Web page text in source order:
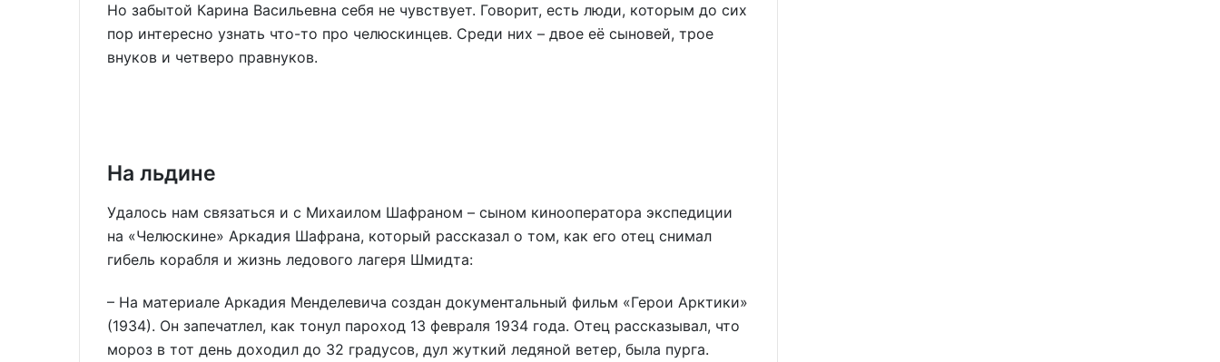
Но забытой Карина Васильевна себя не чувствует. Говорит, есть люди, которым до сих
пор интересно узнать что-то про челюскинцев. Среди них – двое её сыновей, трое
внуков и четверо правнуков.
На льдине
Удалось нам связаться и с Михаилом Шафраном – сыном кинооператора экспедиции
на «Челюскине» Аркадия Шафрана, который рассказал о том, как его отец снимал
гибель корабля и жизнь ледового лагеря Шмидта:
– На материале Аркадия Менделевича создан документальный фильм «Герои Арктики»
(1934). Он запечатлел, как тонул пароход 13 февраля 1934 года. Отец рассказывал, что
мороз в тот день доходил до 32 градусов, дул жуткий ледяной ветер, была пурга.